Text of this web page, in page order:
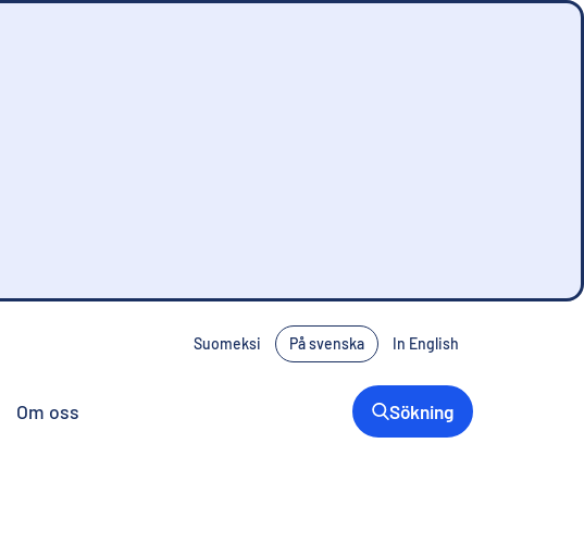
Suomeksi På svenska In English
Om oss Sökning